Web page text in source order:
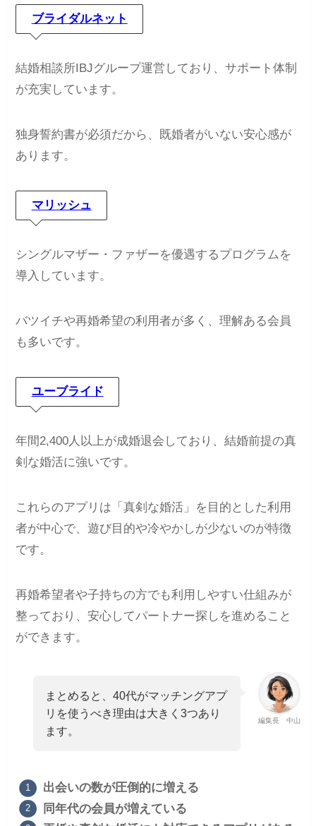
ブライダルネット
結婚相談所IBJグループ運営しており、サポート体制
が充実しています。
独身誓約書が必須だから、既婚者がいない安心感が
あります。
マリッシュ
シングルマザー・ファザーを優遇するプログラムを
導入しています。
バツイチや再婚希望の利用者が多く、理解ある会員
も多いです。
ユーブライド
年間2,400人以上が成婚退会しており、結婚前提の真
剣な婚活に強いです。
これらのアプリは「真剣な婚活」を目的とした利用
者が中心で、遊び目的や冷やかしが少ないのが特徴
です。
再婚希望者や子持ちの方でも利用しやすい仕組みが
整っており、安心してパートナー探しを進めること
ができます。
編集長 中山
まとめると、40代がマッチングアプ
リを使うべき理由は大きく3つあり
ます。
出会いの数が圧倒的に増える
同年代の会員が増えている